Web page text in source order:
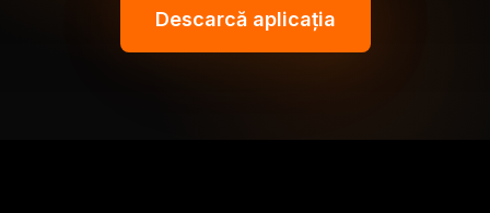
Descarcă aplicația